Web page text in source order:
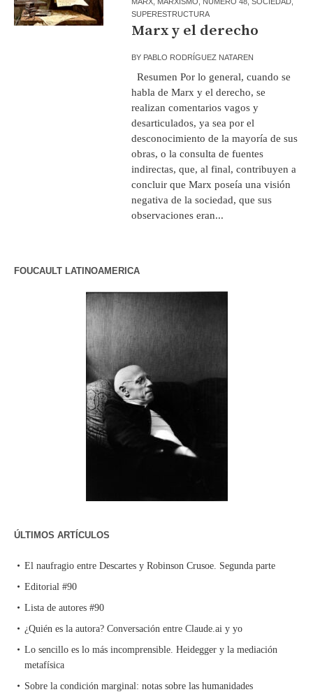
SUPERESTRUCTURA
Marx y el derecho
BY PABLO RODRÍGUEZ NATAREN
Resumen Por lo general, cuando se
habla de Marx y el derecho, se
realizan comentarios vagos y
desarticulados, ya sea por el
desconocimiento de la mayoría de sus
obras, o la consulta de fuentes
indirectas, que, al final, contribuyen a
concluir que Marx poseía una visión
negativa de la sociedad, que sus
observaciones eran...
FOUCAULT LATINOAMERICA
ÚLTIMOS ARTÍCULOS
El naufragio entre Descartes y Robinson Crusoe. Segunda parte
Editorial #90
Lista de autores #90
¿Quién es la autora? Conversación entre Claude.ai y yo
Lo sencillo es lo más incomprensible. Heidegger y la mediación
metafísica
Sobre la condición marginal: notas sobre las humanidades